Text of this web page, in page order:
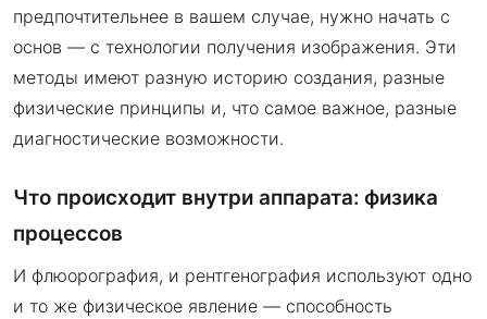
предпочтительнее в вашем случае, нужно начать с
основ — с технологии получения изображения. Эти
методы имеют разную историю создания, разные
физические принципы и, что самое важное, разные
диагностические возможности.
Что происходит внутри аппарата: физика
процессов
И флюорография, и рентгенография используют одно
и то же физическое явление — способность